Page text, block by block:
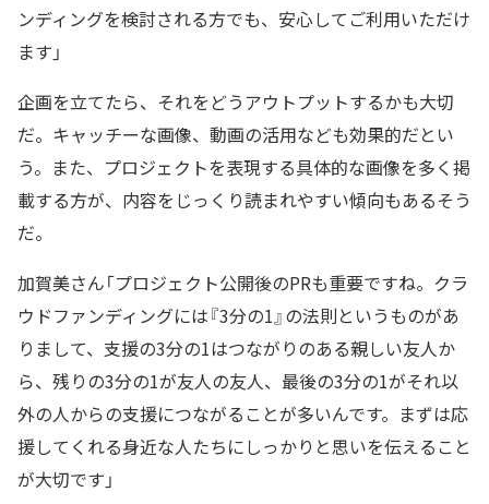
ンディングを検討される方でも、安心してご利用いただけ
ます」
企画を立てたら、それをどうアウトプットするかも大切
だ。キャッチーな画像、動画の活用なども効果的だとい
う。また、プロジェクトを表現する具体的な画像を多く掲
載する方が、内容をじっくり読まれやすい傾向もあるそう
だ。
加賀美さん「プロジェクト公開後のPRも重要ですね。クラ
ウドファンディングには『3分の1』の法則というものがあ
りまして、支援の3分の1はつながりのある親しい友人か
ら、残りの3分の1が友人の友人、最後の3分の1がそれ以
外の人からの支援につながることが多いんです。まずは応
援してくれる身近な人たちにしっかりと思いを伝えること
が大切です」